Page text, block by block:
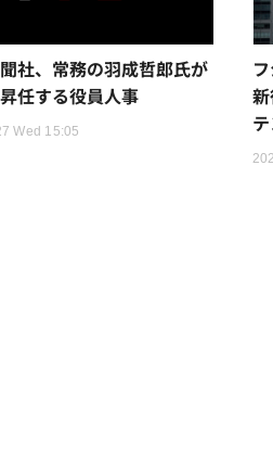
社、常務の羽成哲郎氏が
任する役員人事
Wed 15:05